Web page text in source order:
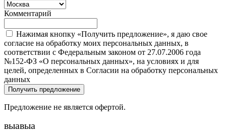
Комментарий
Нажимая кнопку «Получить предложение», я даю свое
согласие на обработку моих персональных данных, в
соответствии с Федеральным законом от 27.07.2006 года
№152-ФЗ «О персональных данных», на условиях и для
целей, определенных в Согласии на обработку персональных
данных
Получить предложение
Предложение не является офертой.
выавыа